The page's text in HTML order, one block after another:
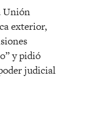
Unión
exterior,
y pidió
judicial